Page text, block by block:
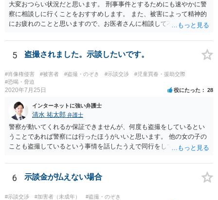
ですね。 ただ、これもすでに隠滅済みということなので、そもそも、
被害場所（行為場所）の防犯カメラを見ただけで、ご質問者様が、被
害者の肩を盗撮したといえるだけの鮮明な映像があるのか疑問です
大変おつらい状況だと思います。 刑事事件とするためにも速やかに警
察に相談しに行くことをおすすめします。 また、被害によって精神的
にお疲れのことと思いますので、お医者さんに相談して不安な気持ち
5 盗撮されました。示談したいです。
#肖像権侵害 #被害者 #盗撮・のぞき #示談交渉
#児童買春・援助交際
#恐喝・脅迫
2020年7月25日 役にたった 28
インターネットに強い弁護士
清水 祐太郎 弁護士
警察が動いてくれるか保証できませんが、何度も盗撮をしているとい
うことであれば警察には行ったほうがいいと思います。 他の女の子の
ことも盗撮しているという事情を話したうえで同行をしてほしいだと
そのあとで本人には、示談金を請求することになります。 メッセージ
としては、示談金として〇万円払ってくださいと送ることになりま
は恐喝にはなりません。会社に言うとかネットに書き込むなどという
6 示談金が払えない場合
#示談交渉 #加害者（未成年） #盗撮・のぞき